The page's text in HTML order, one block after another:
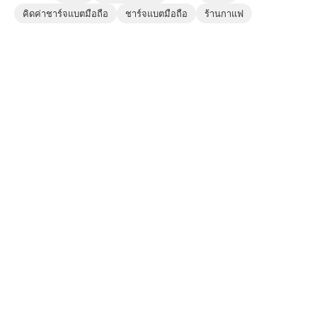
คิดค่าชาร์จแบตมือถือ
ชาร์จแบตมือถือ ร้านกาแฟ